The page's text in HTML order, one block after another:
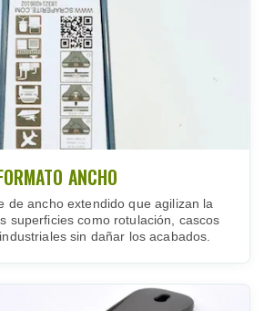
ANCHO
de ancho extendido que agilizan la
superficies como rotulación, cascos
sin dañar los acabados.